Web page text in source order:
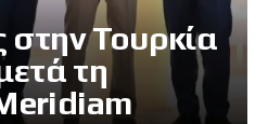
στην Τουρκία
τη